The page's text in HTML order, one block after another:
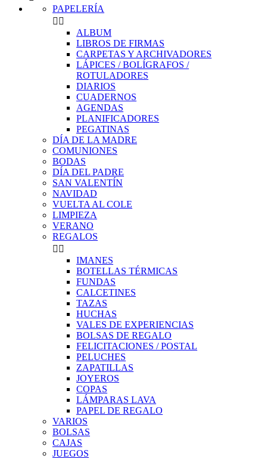
PAPELERÍA
 
ALBUM
LIBROS DE FIRMAS
CARPETAS Y ARCHIVADORES
LÁPICES / BOLÍGRAFOS /
ROTULADORES
DIARIOS
CUADERNOS
AGENDAS
PLANIFICADORES
PEGATINAS
DÍA DE LA MADRE
COMUNIONES
BODAS
DÍA DEL PADRE
SAN VALENTÍN
NAVIDAD
VUELTA AL COLE
LIMPIEZA
VERANO
REGALOS
 
IMANES
BOTELLAS TÉRMICAS
FUNDAS
CALCETINES
TAZAS
HUCHAS
VALES DE EXPERIENCIAS
BOLSAS DE REGALO
FELICITACIONES / POSTAL
PELUCHES
ZAPATILLAS
JOYEROS
COPAS
LÁMPARAS LAVA
PAPEL DE REGALO
VARIOS
BOLSAS
CAJAS
JUEGOS